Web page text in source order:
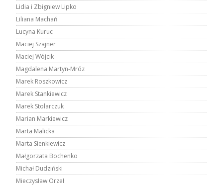
Lidia i Zbigniew Lipko
Liliana Machań
Lucyna Kuruc
Maciej Szajner
Maciej Wójcik
Magdalena Martyn-Mróz
Marek Roszkowicz
Marek Stankiewicz
Marek Stolarczuk
Marian Markiewicz
Marta Malicka
Marta Sienkiewicz
Małgorzata Bochenko
Michał Dudziński
Mieczysław Orzeł